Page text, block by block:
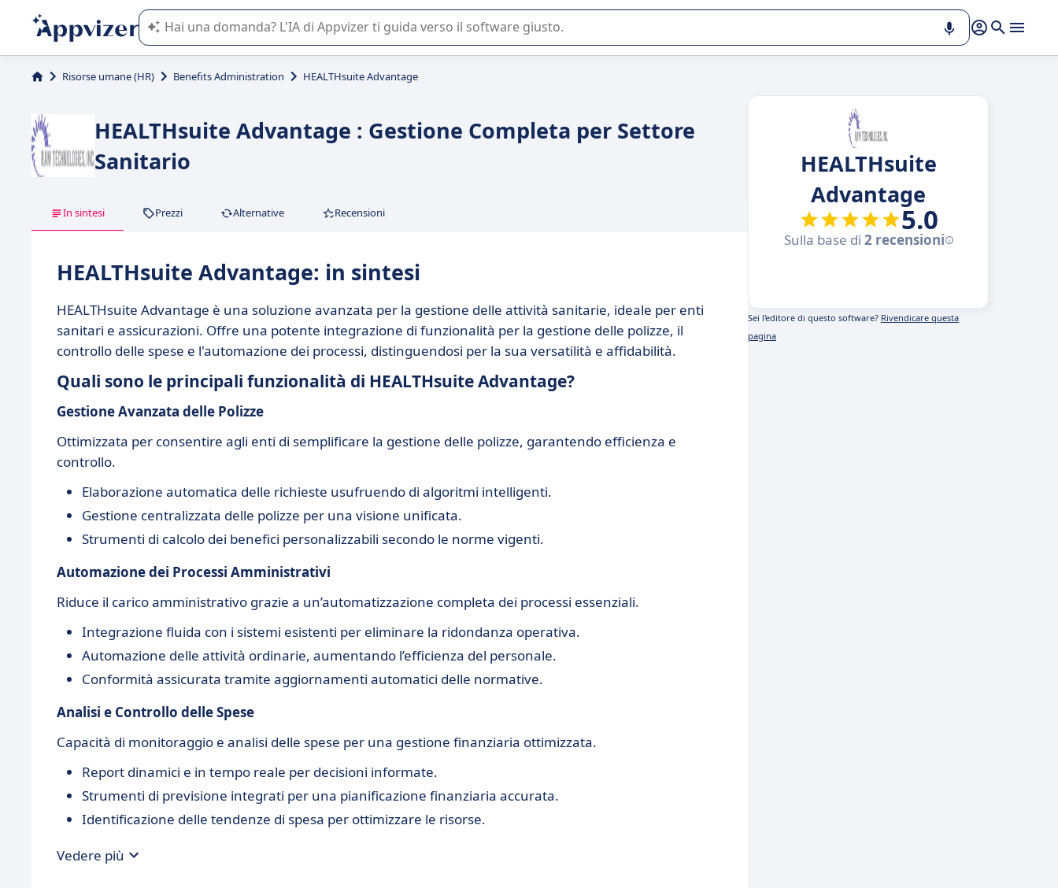
L'IA di Appvizer vi guida nell'utilizzo o nella scelta di un software SaaS per la vostra azienda.
Risorse umane (HR) Benefits Administration HEALTHsuite Advantage
HEALTHsuite Advantage : Gestione Completa per Settore
Sanitario
In sintesi Prezzi Alternative Recensioni
HEALTHsuite Advantage: in sintesi
HEALTHsuite Advantage è una soluzione avanzata per la gestione delle attività sanitarie, ideale per enti
sanitari e assicurazioni. Offre una potente integrazione di funzionalità per la gestione delle polizze, il
controllo delle spese e l'automazione dei processi, distinguendosi per la sua versatilità e affidabilità.
Quali sono le principali funzionalità di HEALTHsuite Advantage?
Gestione Avanzata delle Polizze
Ottimizzata per consentire agli enti di semplificare la gestione delle polizze, garantendo efficienza e
controllo.
Elaborazione automatica delle richieste usufruendo di algoritmi intelligenti.
Gestione centralizzata delle polizze per una visione unificata.
Strumenti di calcolo dei benefici personalizzabili secondo le norme vigenti.
Automazione dei Processi Amministrativi
Riduce il carico amministrativo grazie a un’automatizzazione completa dei processi essenziali.
Integrazione fluida con i sistemi esistenti per eliminare la ridondanza operativa.
Automazione delle attività ordinarie, aumentando l’efficienza del personale.
Conformità assicurata tramite aggiornamenti automatici delle normative.
Analisi e Controllo delle Spese
Capacità di monitoraggio e analisi delle spese per una gestione finanziaria ottimizzata.
Report dinamici e in tempo reale per decisioni informate.
Strumenti di previsione integrati per una pianificazione finanziaria accurata.
Identificazione delle tendenze di spesa per ottimizzare le risorse.
Vedere più
HEALTHsuite
Advantage
5.0
Sulla base di 2 recensioni
Sei l'editore di questo software? Rivendicare questa
pagina